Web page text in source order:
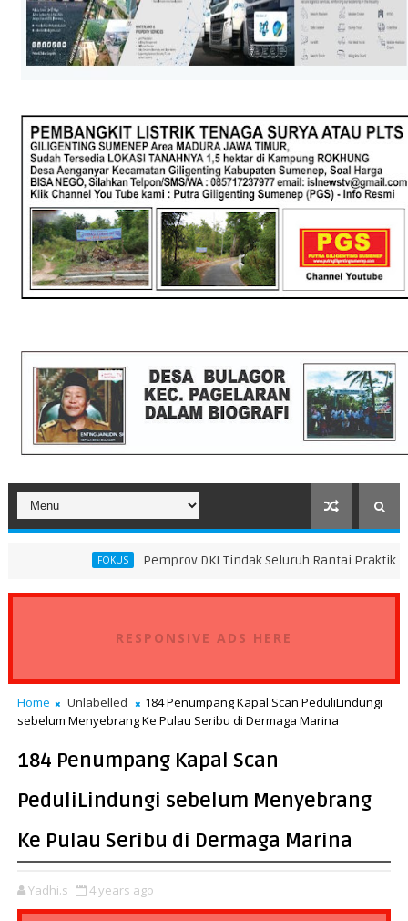
Pemprov DKI Tindak Seluruh Rantai Praktik Pembuangan
RESPONSIVE ADS HERE
Home Unlabelled
184 Penumpang Kapal Scan PeduliLindungi
sebelum Menyebrang Ke Pulau Seribu di Dermaga Marina
184 Penumpang Kapal Scan
PeduliLindungi sebelum Menyebrang
Ke Pulau Seribu di Dermaga Marina
Yadhi.s 4 years ago